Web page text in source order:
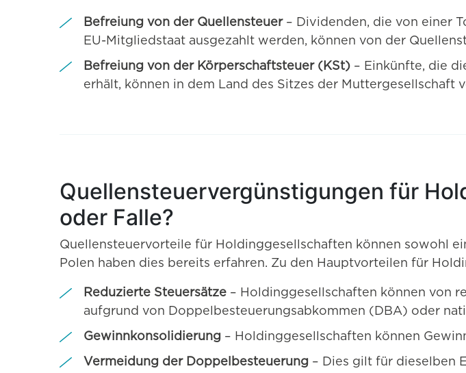
Befreiung von der Quellensteuer– Dividenden, die von einer
EU-Mitgliedstaat ausgezahlt werden, können von der
Befreiung von der Körperschaftsteuer (KSt) – Einkünfte, die
erhält, können in dem Land des Sitzes der Muttergesellschaft
Quellensteuervergünstigungen für
oder Falle?
Quellensteuervorteile für Holdinggesellschaften können sowohl
Polen haben dies bereits erfahren. Zu den Hauptvorteilen für
Reduzierte Steuersätze – Holdinggesellschaften können von
aufgrund von Doppelbesteuerungsabkommen (DBA) oder
Gewinnkonsolidierung – Holdinggesellschaften können
Vermeidung der Doppelbesteuerung – Dies gilt für dieselben